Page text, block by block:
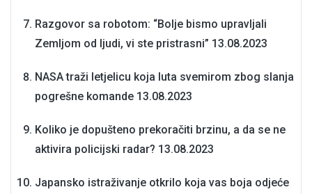
Razgovor sa robotom: “Bolje bismo upravljali
Zemljom od ljudi, vi ste pristrasni” 13.08.2023
NASA traži letjelicu koja luta svemirom zbog slanja
pogrešne komande 13.08.2023
Koliko je dopušteno prekoračiti brzinu, a da se ne
aktivira policijski radar? 13.08.2023
Japansko istraživanje otkrilo koja vas boja odjeće